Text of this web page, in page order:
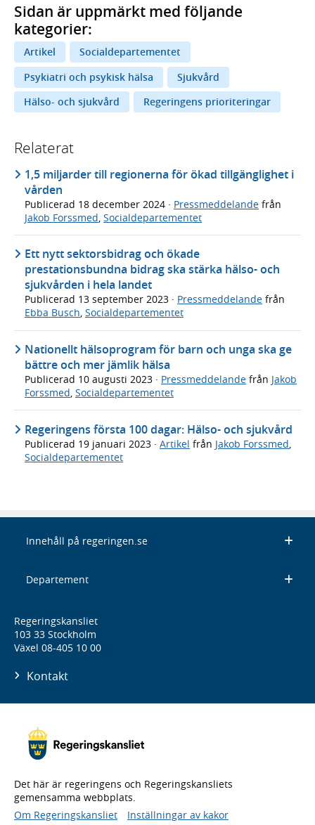
Sidan är uppmärkt med följande
kategorier:
Artikel
Socialdepartementet
Psykiatri och psykisk hälsa
Sjukvård
Hälso- och sjukvård
Regeringens prioriteringar
Relaterat
1,5 miljarder till regionerna för ökad tillgänglighet i
vården
Publicerad 18 december 2024 · Pressmeddelande från
Jakob Forssmed Socialdepartementet
Ett nytt sektorsbidrag och ökade
prestationsbundna bidrag ska stärka hälso- och
sjukvården i hela landet
Publicerad 13 september 2023 · Pressmeddelande från
Ebba Busch, Socialdepartementet
Nationellt hälsoprogram för barn och unga ska ge
bättre och mer jämlik hälsa
Publicerad 10 augusti 2023 · Pressmeddelande från Jakob
Forssmed, Socialdepartementet
Regeringens första 100 dagar: Hälso- och sjukvård
Publicerad 19 januari 2023 · Artikel från Jakob Forssmed
Socialdepartementet
Innehåll på regeringen.se
Departement
Regeringskansliet
103 33 Stockholm
Växel 08-405 10 00
Kontakt
Det här är regeringens och Regeringskansliets
gemensamma webbplats.
Om Regeringskansliet
Inställningar av kakor